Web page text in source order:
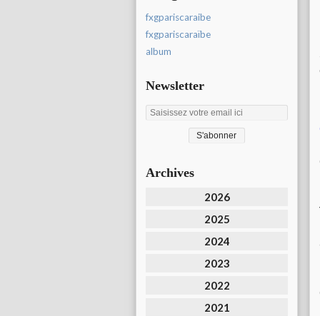
fxgpariscaraibe
fxgpariscaraïbe
album
Newsletter
Archives
2026
2025
2024
2023
2022
2021